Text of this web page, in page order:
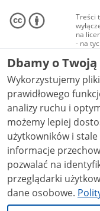
Treści
na
- na
audio i
NC-
Dbamy o
Wykorzystujemy
prawidłowego
analizy ruchu i
możemy lepiej
użytkowników i stale
informacje
pozwalać na
przeglądarki
dane osobowe.